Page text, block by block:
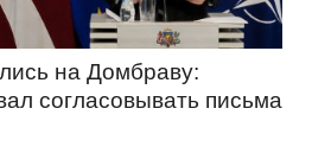
на Домбраву:
согласовывать письма